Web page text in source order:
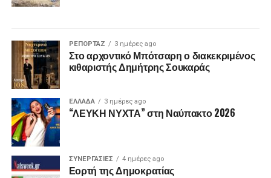
ΡΕΠΟΡΤΑΖ 3 ημέρες ago
Στο αρχοντικό Μπότσαρη ο διακεκριμένος
κιθαριστής Δημήτρης Σουκαράς
ΕΛΛΑΔΑ 3 ημέρες ago
“ΛΕΥΚΗ ΝΥΧΤΑ” στη Ναύπακτο 2026
ΣΥΝΕΡΓΑΣΙΕΣ 4 ημέρες ago
Εορτή της Δημοκρατίας